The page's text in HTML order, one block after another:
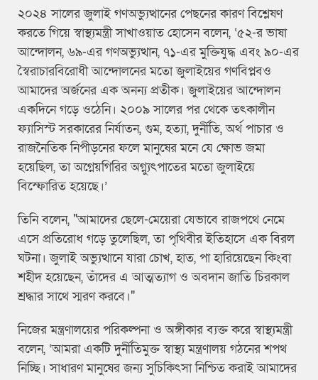
২০২৪ সালের জুলাই গণঅভ্যুত্থানের পেছনের কারণ বিশ্লেষণ
করতে গিয়ে স্বাস্থ্যমন্ত্রী সাখাওয়াত হোসেন বলেন, ‘৫২-র ভাষা
আন্দোলন, ৬৯-এর গণঅভ্যুত্থান, ৭১-এর মুক্তিযুদ্ধ এবং ৯০-এর
স্বৈরাচারবিরোধী আন্দোলনের মতো জুলাইয়ের গণবিপ্লবও
আমাদের অর্জনের এক অনন্য প্রতীক। জুলাইয়ের আন্দোলন
একদিনে গড়ে ওঠেনি। ২০০৯ সালের পর থেকে তৎকালীন
ফ্যাসিস্ট সরকারের নির্যাতন, গুম, হত্যা, দুর্নীতি, অর্থ পাচার ও
রাজনৈতিক নিপীড়নের ফলে মানুষের মনে যে ক্ষোভ জমা
হয়েছিল, তা অগ্নেয়গিরির অগ্ন্যুৎপাতের মতো জুলাইয়ে
বিস্ফোরিত হয়েছে।’
তিনি বলেন, "আমাদের ছেলে-মেয়েরা যেভাবে রাজপথে নেমে
এসে প্রতিরোধ গড়ে তুলেছিল, তা পৃথিবীর ইতিহাসে এক বিরল
ঘটনা। জুলাই অভ্যুত্থানে যারা চোখ, হাত, পা হারিয়েছেন কিংবা
শহীদ হয়েছেন, তাঁদের এ আত্মত্যাগ ও অবদান জাতি চিরকাল
শ্রদ্ধার সাথে স্মরণ করবে।"
নিজের মন্ত্রণালয়ের পরিকল্পনা ও অঙ্গীকার ব্যক্ত করে স্বাস্থ্যমন্ত্রী
বলেন, ‘আমরা একটি দুর্নীতিমুক্ত স্বাস্থ্য মন্ত্রণালয় গঠনের শপথ
নিচ্ছি। সাধারণ মানুষের জন্য সুচিকিৎসা নিশ্চিত করাই আমাদের